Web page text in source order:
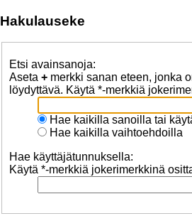
Hakulauseke
Etsi avainsanoja:
Aseta + merkki sanan eteen, jonka
löydyttävä. Käytä *-merkkiä
Hae kaikilla sanoilla tai
Hae kaikilla vaihtoehdoilla
Hae käyttäjätunnuksella:
Käytä *-merkkiä jokerimerkkinä